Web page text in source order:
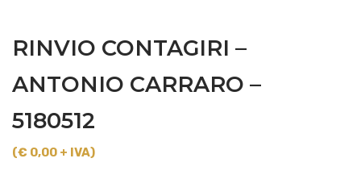
RINVIO CONTAGIRI –
ANTONIO CARRARO –
5180512
(€ 0,00 + IVA)